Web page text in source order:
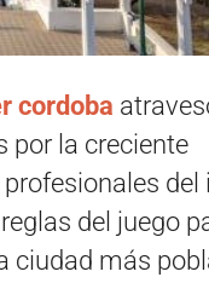
cordoba
la creciente
del
del juego
ciudad más